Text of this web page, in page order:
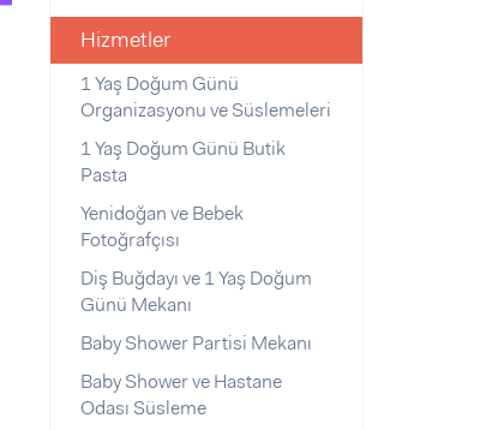
Hizmetler
1 Yaş Doğum Günü
Organizasyonu ve Süslemeleri
1 Yaş Doğum Günü Butik
Pasta
Yenidoğan ve Bebek
Fotoğrafçısı
Diş Buğdayı ve 1 Yaş Doğum
Günü Mekanı
Baby Shower Partisi Mekanı
Baby Shower ve Hastane
Odası Süsleme